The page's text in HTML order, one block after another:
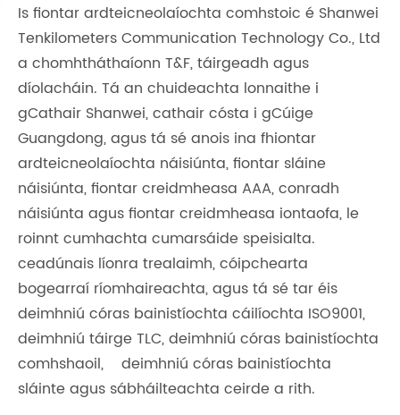
Is fiontar ardteicneolaíochta comhstoic é Shanwei
Tenkilometers Communication Technology Co., Ltd
a chomhtháthaíonn T&F, táirgeadh agus
díolacháin. Tá an chuideachta lonnaithe i
gCathair Shanwei, cathair cósta i gCúige
Guangdong, agus tá sé anois ina fhiontar
ardteicneolaíochta náisiúnta, fiontar sláine
náisiúnta, fiontar creidmheasa AAA, conradh
náisiúnta agus fiontar creidmheasa iontaofa, le
roinnt cumhachta cumarsáide speisialta.
ceadúnais líonra trealaimh, cóipchearta
bogearraí ríomhaireachta, agus tá sé tar éis
deimhniú córas bainistíochta cáilíochta ISO9001,
deimhniú táirge TLC, deimhniú córas bainistíochta
comhshaoil, deimhniú córas bainistíochta
sláinte agus sábháilteachta ceirde a rith.